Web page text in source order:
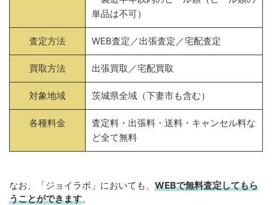
単品は不可）
査定方法 WEB査定／出張査定／宅配査定
買取方法 出張買取／宅配買取
対象地域 茨城県全域（下妻市も含む）
各種料金
査定料・出張料・送料・キャンセル料な
ど全て無料
なお、「ジョイラボ」においても、 WEBで無料査定してもら
うことができます。